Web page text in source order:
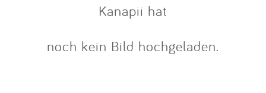
Blog
Partner
Kanapii hat
noch kein Bild hochgeladen.